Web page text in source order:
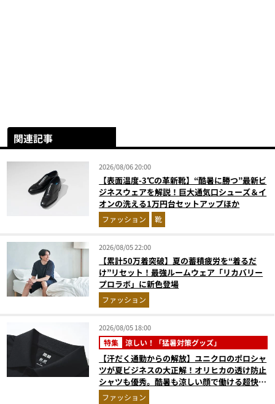
関連記事
2026/08/06 20:00
【表面温度-3℃の革新靴】“酷暑に勝つ”最新ビ
ジネスウェアを解説！巨大通気口シューズ＆イ
オンの洗える1万円台セットアップほか
ファッション 靴
2026/08/05 22:00
【累計50万着突破】夏の蓄積疲労を“着るだ
け”リセット！最強ルームウェア「リカバリー
プロラボ」に新色登場
ファッション
2026/08/05 18:00
特集 涼しい！「猛暑対策グッズ」
【汗だく通勤からの解放】ユニクロのポロシャ
ツが夏ビジネスの大正解！オリヒカの透け防止
シャツも優秀。酷暑も涼しい顔で働ける超快適
ウエアの実力
ファッション